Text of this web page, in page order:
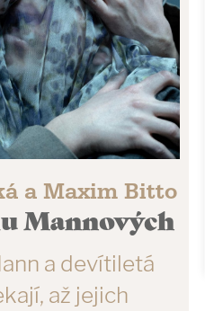
a Maxim Bitto
Mannových
a devítiletá
až jejich